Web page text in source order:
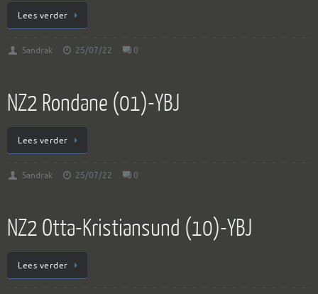
Lees verder
Sandrak 25/07/22 0
NZ2 Rondane (01)-YBJ
Lees verder
Sandrak 25/07/22 0
NZ2 Otta-Kristiansund (10)-YBJ
Lees verder